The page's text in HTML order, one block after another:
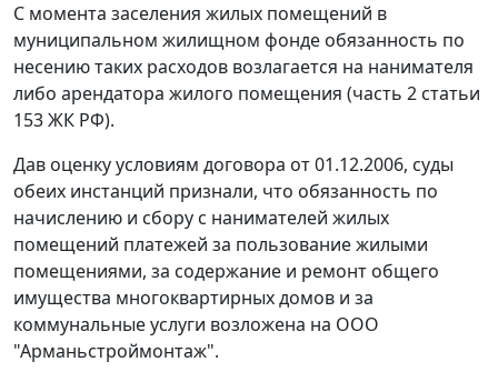
С момента заселения жилых помещений в
муниципальном жилищном фонде обязанность по
несению таких расходов возлагается на нанимателя
либо арендатора жилого помещения (часть 2 статьи
153ЖК РФ).
Дав оценку условиям договора от 01.12.2006, суды
обеих инстанций признали, что обязанность по
начислению и сбору с нанимателей жилых
помещений платежей за пользование жилыми
помещениями, за содержание и ремонт общего
имущества многоквартирных домов и за
коммунальные услуги возложена на ООО
"Арманьстроймонтаж".